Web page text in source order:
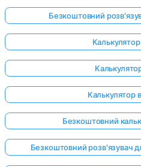
Безкоштовний
Калькулятор
Безкоштовний
Безкоштовний розв'язувач